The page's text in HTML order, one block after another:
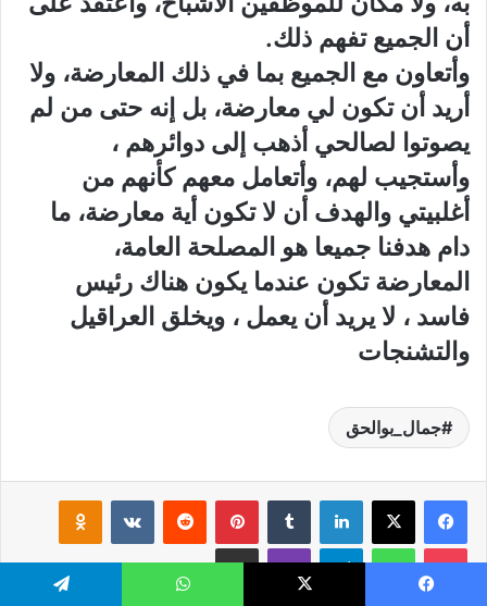
أن الجميع تفهم ذلك.
وأتعاون مع الجميع بما في ذلك المعارضة، ولا
أريد أن تكون لي معارضة، بل إنه حتى من لم
يصوتوا لصالحي أذهب إلى دوائرهم ،
وأستجيب لهم، وأتعامل معهم كأنهم من
أغلبيتي والهدف أن لا تكون أية معارضة، ما
دام هدفنا جميعا هو المصلحة العامة،
المعارضة تكون عندما يكون هناك رئيس
فاسد ، لا يريد أن يعمل ، ويخلق العراقيل
والتشنجات
جمال_بوالحق
لينكدإن بينتيريست
واتساب